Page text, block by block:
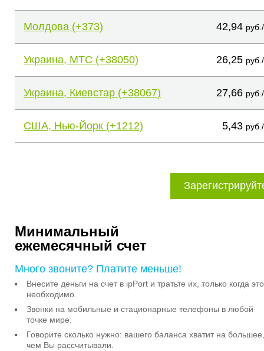
Молдова (+373) 42,94
Украина, МТС (+38050) 26,25
Украина, Киевстар (+38067) 27,66
США, Нью-Йорк (+1212) 5,43
Минимальный
ежемесячный счет
Много звоните? Платите меньше!
Внесите деньги на счет в ipPort и тратьте их, только когда это
необходимо.
Звонки на мобильные и стационарные телефоны в любой
точке мире.
Говорите сколько нужно: вашего баланса хватит на большее,
чем Вы рассчитывали.